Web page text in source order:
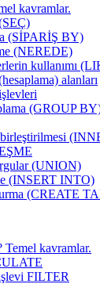
kavramlar.
(SİPARİŞ BY)
(NEREDE)
kullanımı
alanları
(GROUP
birleştirilmesi
(UNION)
(INSERT INTO)
(CREATE
kavramlar.
FILTER